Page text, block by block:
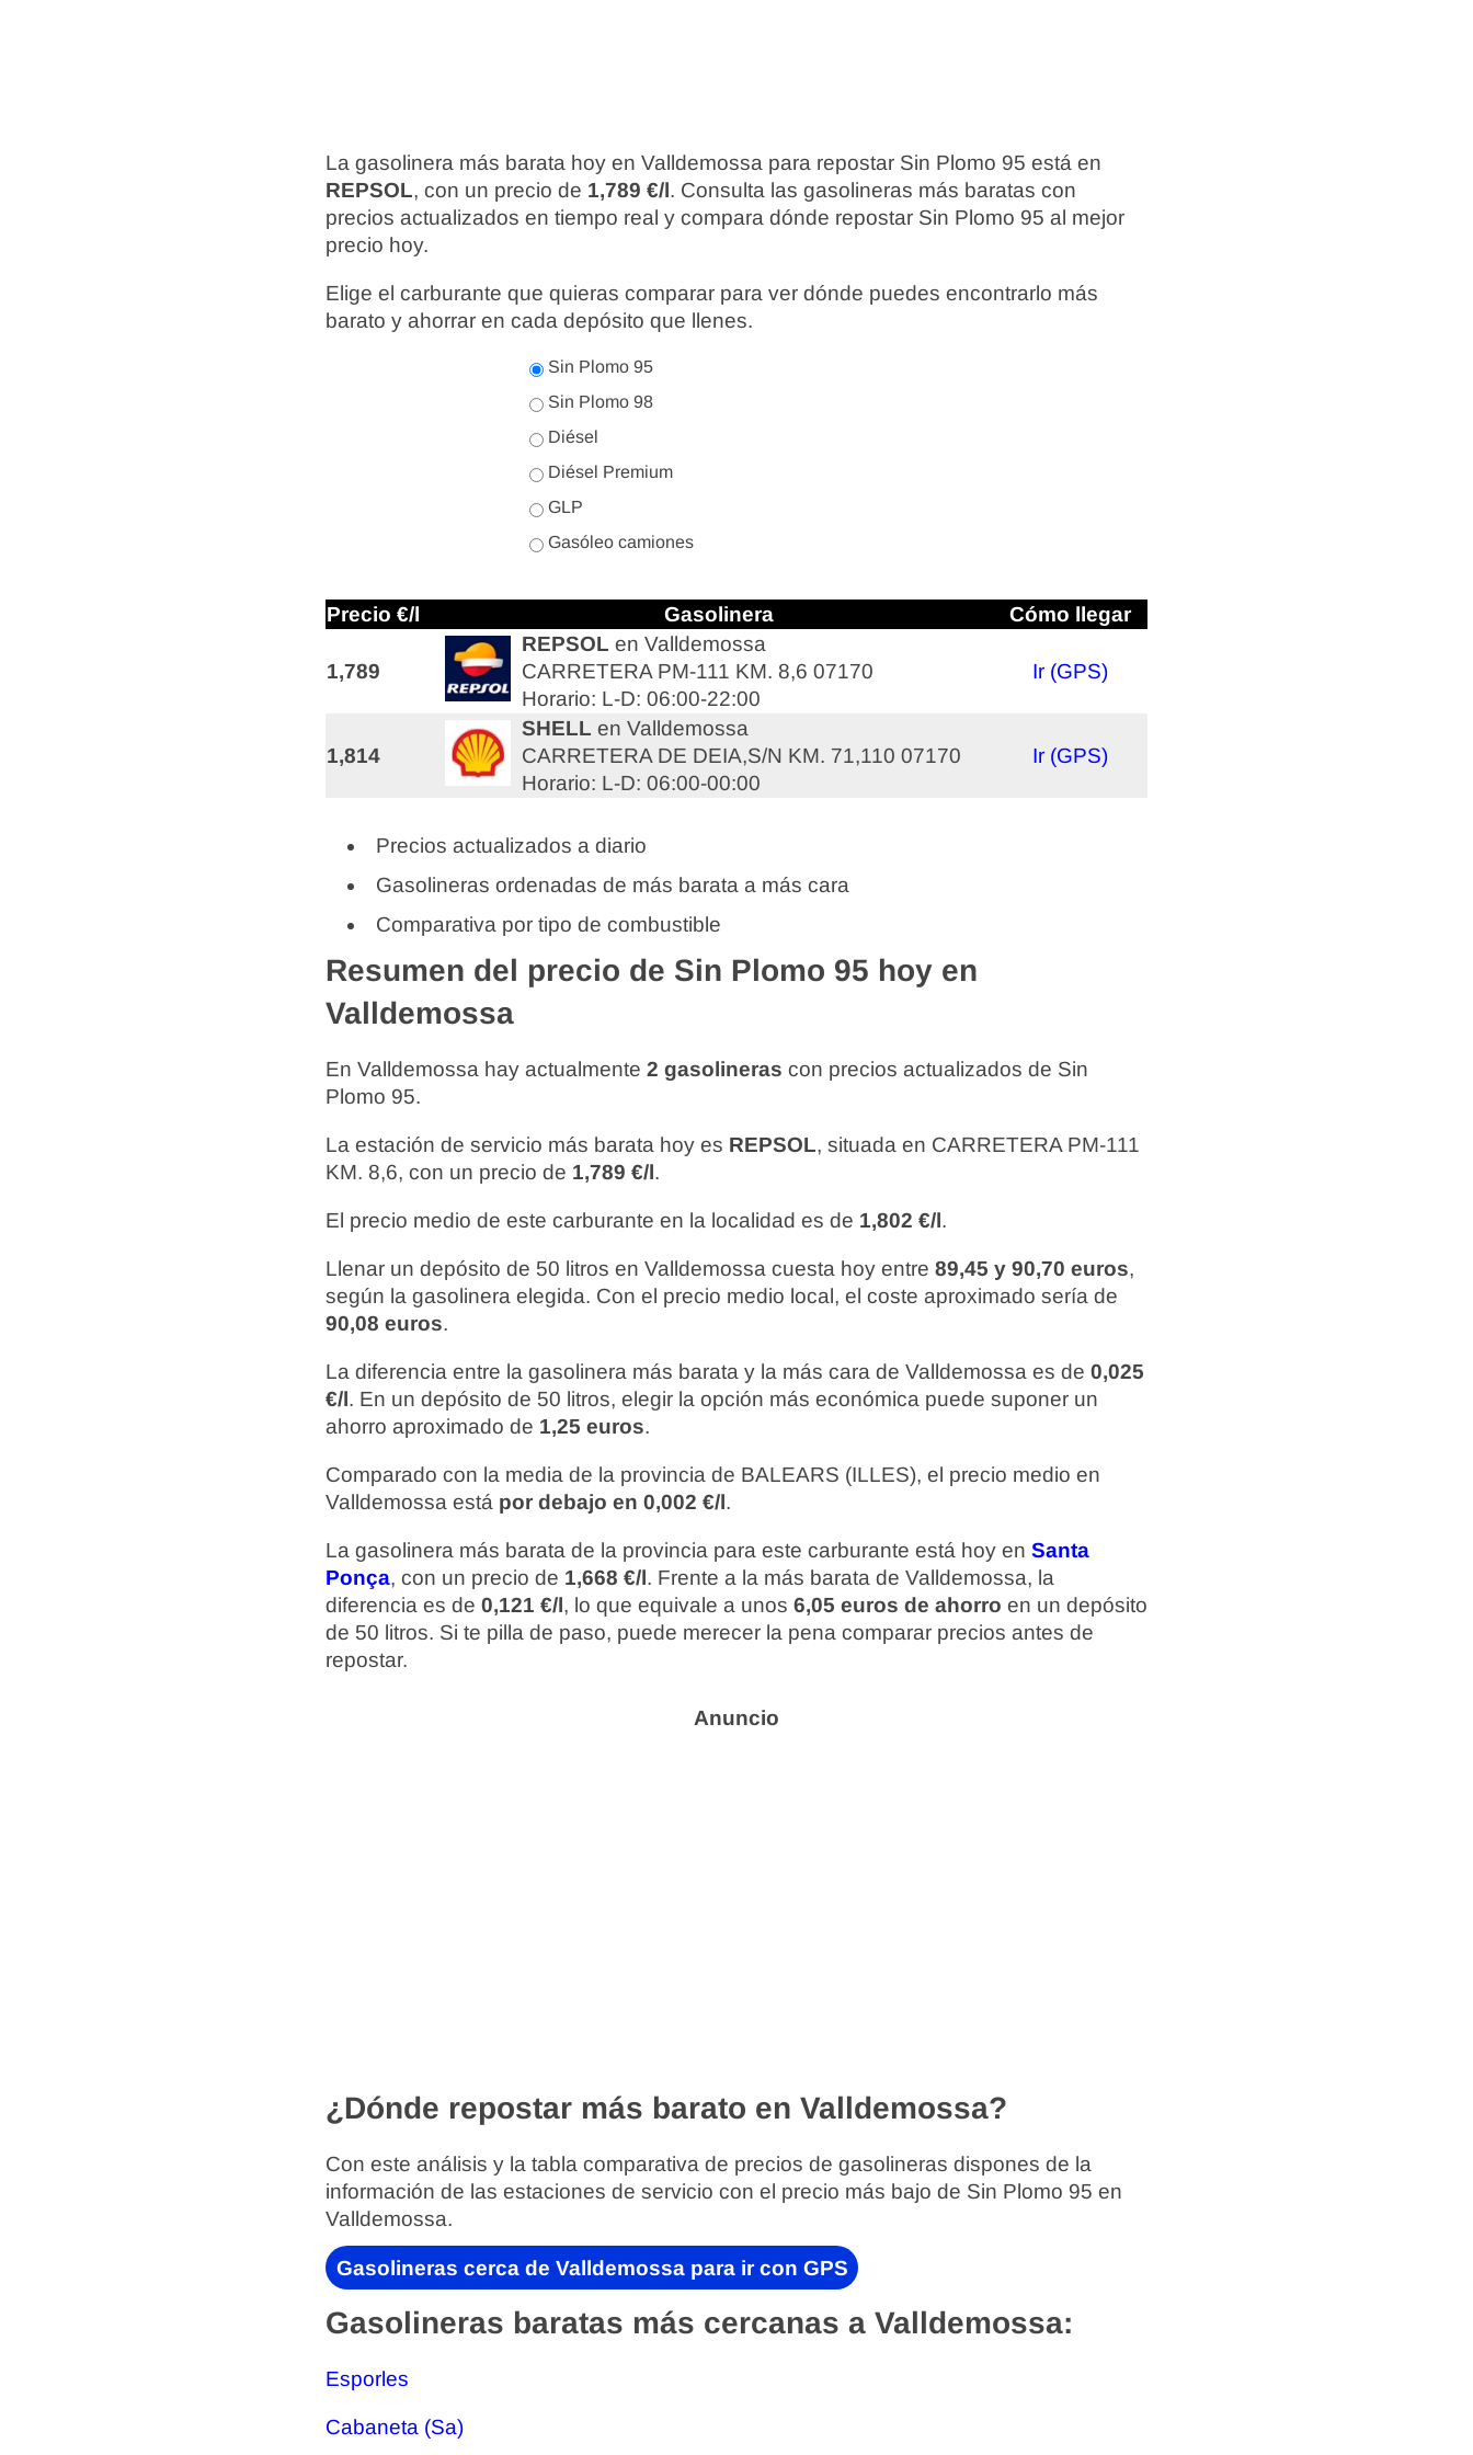
La gasolinera más barata hoy en Valldemossa para repostar Sin Plomo 95 está en
REPSOL, con un precio de 1,789 €/l. Consulta las gasolineras más baratas con
precios actualizados en tiempo real y compara dónde repostar Sin Plomo 95 al mejor
precio hoy.
Elige el carburante que quieras comparar para ver dónde puedes encontrarlo más
barato y ahorrar en cada depósito que llenes.
Sin Plomo 95
Sin Plomo 98
Diésel
Diésel Premium
GLP
Gasóleo camiones
Precio €/l Gasolinera Cómo llegar
1,789
REPSOL en Valldemossa
CARRETERA PM-111 KM. 8,6 07170
Horario: L-D: 06:00-22:00
Ir (GPS)
1,814
SHELL en Valldemossa
CARRETERA DE DEIA,S/N KM. 71,110 07170
Horario: L-D: 06:00-00:00
Ir (GPS)
Precios actualizados a diario
Gasolineras ordenadas de más barata a más cara
Comparativa por tipo de combustible
Resumen del precio de Sin Plomo 95 hoy en
Valldemossa
En Valldemossa hay actualmente 2 gasolineras con precios actualizados de Sin
Plomo 95.
La estación de servicio más barata hoy es REPSOL, situada en CARRETERA PM-111
KM. 8,6, con un precio de 1,789 €/l.
El precio medio de este carburante en la localidad es de 1,802 €/l.
Llenar un depósito de 50 litros en Valldemossa cuesta hoy entre 89,45 y 90,70 euros,
según la gasolinera elegida. Con el precio medio local, el coste aproximado sería de
90,08 euros.
La diferencia entre la gasolinera más barata y la más cara de Valldemossa es de 0,025
€/l. En un depósito de 50 litros, elegir la opción más económica puede suponer un
ahorro aproximado de 1,25 euros.
Comparado con la media de la provincia de BALEARS (ILLES), el precio medio en
Valldemossa está por debajo en 0,002 €/l.
La gasolinera más barata de la provincia para este carburante está hoy en Santa
Ponça, con un precio de 1,668 €/l. Frente a la más barata de Valldemossa, la
diferencia es de 0,121 €/l, lo que equivale a unos 6,05 euros de ahorro en un depósito
de 50 litros. Si te pilla de paso, puede merecer la pena comparar precios antes de
repostar.
¿Dónde repostar más barato en Valldemossa?
Con este análisis y la tabla comparativa de precios de gasolineras dispones de la
información de las estaciones de servicio con el precio más bajo de Sin Plomo 95 en
Valldemossa.
Gasolineras cerca de Valldemossa para ir con GPS
Gasolineras baratas más cercanas a Valldemossa:
Esporles
Cabaneta (Sa)